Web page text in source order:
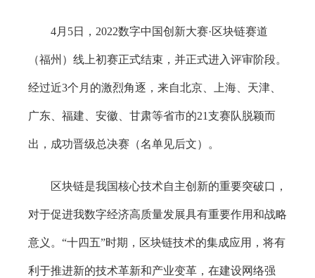
4月5日，2022数字中国创新大赛·区块链赛道
（福州）线上初赛正式结束，并正式进入评审阶段。
经过近3个月的激烈角逐，来自北京、上海、天津、
广东、福建、安徽、甘肃等省市的21支赛队脱颖而
出，成功晋级总决赛（名单见后文）。
区块链是我国核心技术自主创新的重要突破口，
对于促进我数字经济高质量发展具有重要作用和战略
意义。“十四五”时期，区块链技术的集成应用，将有
利于推进新的技术革新和产业变革，在建设网络强